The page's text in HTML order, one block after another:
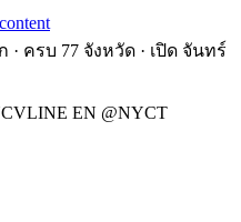
ครบ 77 จังหวัด · เปิด จันทร์
LINE EN @NYCT